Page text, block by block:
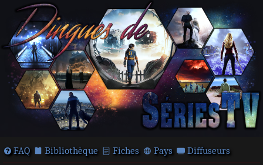
FAQ Bibliothèque Fiches Pays Diffuseurs